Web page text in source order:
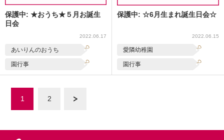
保護中: ★おうち★５月お誕生
日会
2022.06.17
あいりんのおうち
園行事
保護中: ☆6月生まれ誕生日会☆
2022.06.15
愛隣幼稚園
園行事
1 2